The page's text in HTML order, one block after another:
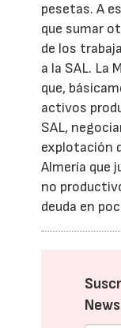
pesetas. A
que sumar
de los
a la SAL. La
que,
activos
SAL,
explotación
Almería que
no
deuda en